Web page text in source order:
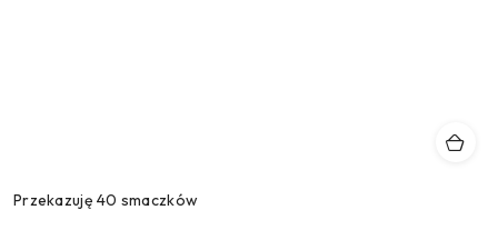
Przekazuję 40 smaczków